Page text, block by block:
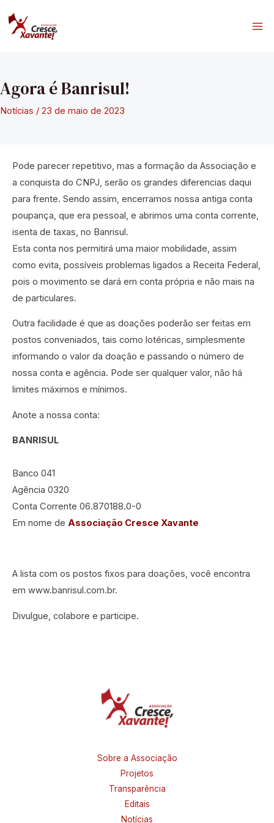
para
Agora é Banrisul!
Notícias / 23 de maio de 2023
Pode parecer repetitivo, mas a formação da Associação e
a conquista do CNPJ, serão os grandes diferencias daqui
para frente. Sendo assim, encerramos nossa antiga conta
poupança, que era pessoal, e abrimos uma conta corrente,
isenta de taxas, no Banrisul.
Esta conta nos permitirá uma maior mobilidade, assim
como evita, possíveis problemas ligados a Receita Federal,
pois o movimento se dará em conta própria e não mais na
de particulares.
Outra facilidade é que as doações poderão ser feitas em
postos conveniados, tais como lotéricas, simplesmente
informando o valor da doação e passando o número de
nossa conta e agência. Pode ser qualquer valor, não há
limites máximos e mínimos.
Anote a nossa conta:
BANRISUL
Banco 041
Agência 0320
Conta Corrente 06.870188.0-0
Em nome de Associação Cresce Xavante
A lista com os postos fixos para doações, você encontra
em www.banrisul.com.br.
Divulgue, colabore e participe.
Sobre a Associação
Projetos
Transparência
Editais
Notícias